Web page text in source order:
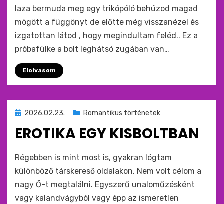
laza bermuda meg egy trikópóló behúzod magad
mögött a függönyt de előtte még visszanézel és
izgatottan látod , hogy megindultam feléd.. Ez a
próbafülke a bolt leghátsó zugában van…
Elolvasom
Beküldve
2026.02.23. Romantikus történetek
EROTIKA EGY KISBOLTBAN
monkey
Régebben is mint most is, gyakran lógtam
különböző társkereső oldalakon. Nem volt célom a
nagy Ő-t megtalálni. Egyszerű unaloműzésként
vagy kalandvágyból vagy épp az ismeretlen